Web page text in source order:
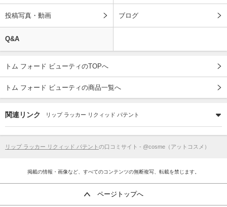
投稿写真・動画 ブログ
Q&A
トム フォード ビューティのTOPへ
トム フォード ビューティの商品一覧へ
関連リンク リップ ラッカー リクィッド パテント
リップ ラッカー リクィッド パテント の口コミサイト - @cosme（アットコスメ）
掲載の情報・画像など、すべてのコンテンツの無断複写、転載を禁じます。
ページトップへ